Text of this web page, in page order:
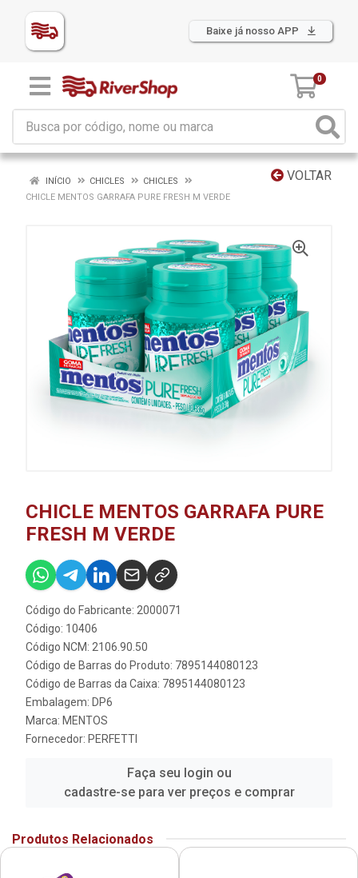
Baixe já nosso APP
0
VOLTAR
INÍCIO CHICLES
CHICLES
CHICLE MENTOS GARRAFA PURE FRESH M VERDE
CHICLE MENTOS GARRAFA PURE
FRESH M VERDE
Código do Fabricante: 2000071
Código: 10406
Código NCM: 2106.90.50
Código de Barras do Produto: 7895144080123
Código de Barras da Caixa: 7895144080123
Embalagem: DP6
Marca: MENTOS
Fornecedor: PERFETTI
Faça seu login ou
cadastre-se para ver preços e comprar
Produtos Relacionados